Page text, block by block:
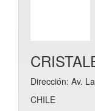
Dirección: Av.
CHILE